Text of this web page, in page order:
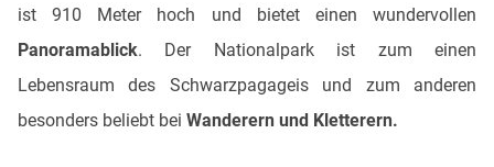
ist 910 Meter hoch und bietet einen wundervollen
Panoramablick. Der Nationalpark ist zum einen
Lebensraum des Schwarzpagageis und zum anderen
besonders beliebt bei Wanderern und Kletterern.